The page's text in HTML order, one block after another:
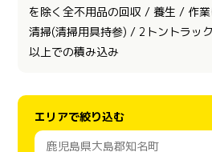
を除く全不用品の回収 / 養生 / 作
清掃(清掃用具持参) / 2トントラッ
以上での積み込み
エリアで絞り込む